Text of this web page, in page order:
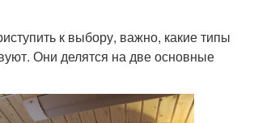
к выбору, важно, какие типы
Они делятся на две основные